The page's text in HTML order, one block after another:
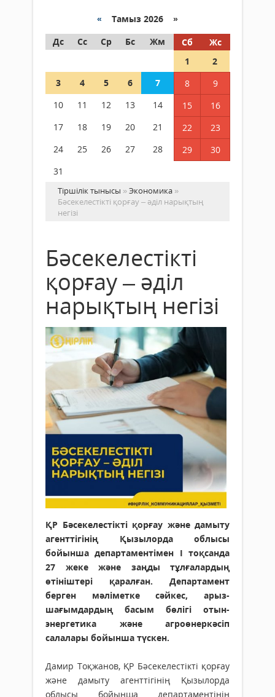
« Тамыз 2026 »
Дс
Сс Ср Бс Жм Сб
Жс
1
2
3
4 5 6 7 8
9
10
11 12 13 14 15
16
17
18 19 20 21 22
23
24
25 26 27 28 29
30
31
Тіршілік тынысы »Экономика »
Бәсекелестікті қорғау – әділ нарықтың
негізі
Бәсекелестікті
қорғау – әділ
нарықтың негізі
ҚР Бәсекелестікті қорғау және дамыту
агенттігінің Қызылорда облысы
бойынша департаментімен І тоқсанда
27 жеке және заңды тұлғалардың
өтініштері қаралған. Департамент
берген мәліметке сәйкес, арыз-
шағымдардың басым бөлігі отын-
энергетика және агроөнеркәсіп
салалары бойынша түскен.
Дамир Тоқжанов, ҚР Бәсекелестікті қорғау
және дамыту агенттігінің Қызылорда
облысы бойынша департаментінің